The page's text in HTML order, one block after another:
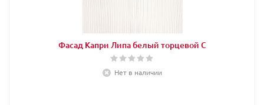
Фасад Капри Липа белый торцевой С
Нет в наличии